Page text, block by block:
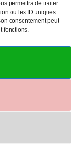
permettra de traiter
ou les ID uniques
consentement peut
fonctions.
0